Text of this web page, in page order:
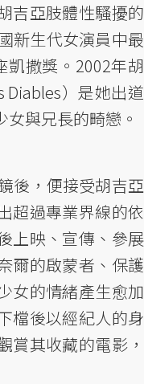
吉亞肢體性騷擾的
新生代女演員中最
凱撒獎。2002年胡
Diables）是她出道
與兄長的畸戀。
後，便接受胡吉亞
超過專業界線的依
上映、宣傳、參展
爾的啟蒙者、保護
女的情緒產生愈加
檔後以經紀人的身
賞其收藏的電影，